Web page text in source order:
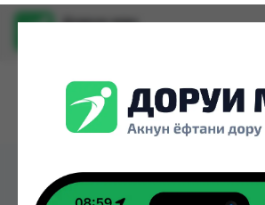
Доруи ман